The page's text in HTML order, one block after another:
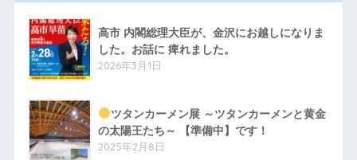
高市 内閣総理大臣が、金沢にお越しになりま
した。お話に 痺れました。
2026年3月1日
ツタンカーメン展 ～ツタンカーメンと黄金
の太陽王たち～ 【準備中】です！
2025年2月8日